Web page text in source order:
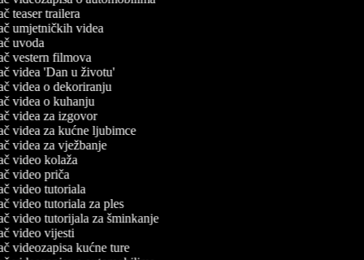
teaser trailera
umjetničkih videa
uvoda
vestern filmova
videa 'Dan u životu'
videa o dekoriranju
videa o kuhanju
videa za izgovor
videa za kućne ljubimce
videa za vježbanje
video kolaža
video priča
video tutoriala
video tutoriala za ples
video tutorijala za šminkanje
video vijesti
videozapisa kućne ture